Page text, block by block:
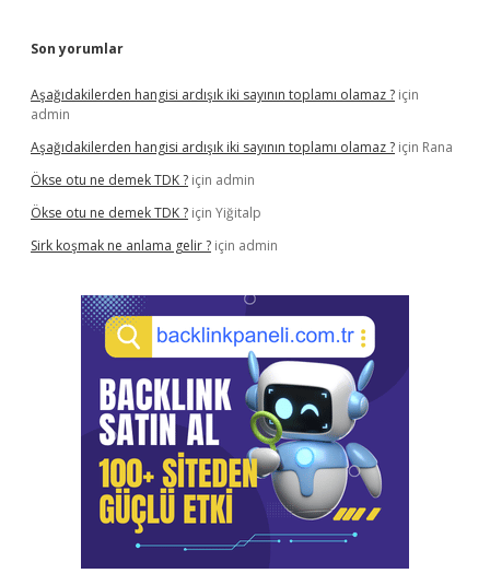
Son yorumlar
Aşağıdakilerden hangisi ardışık iki sayının toplamı olamaz ? için
admin
Aşağıdakilerden hangisi ardışık iki sayının toplamı olamaz ? için Rana
Ökse otu ne demek TDK ? için admin
Ökse otu ne demek TDK ? için Yiğitalp
Sirk koşmak ne anlama gelir ? için admin